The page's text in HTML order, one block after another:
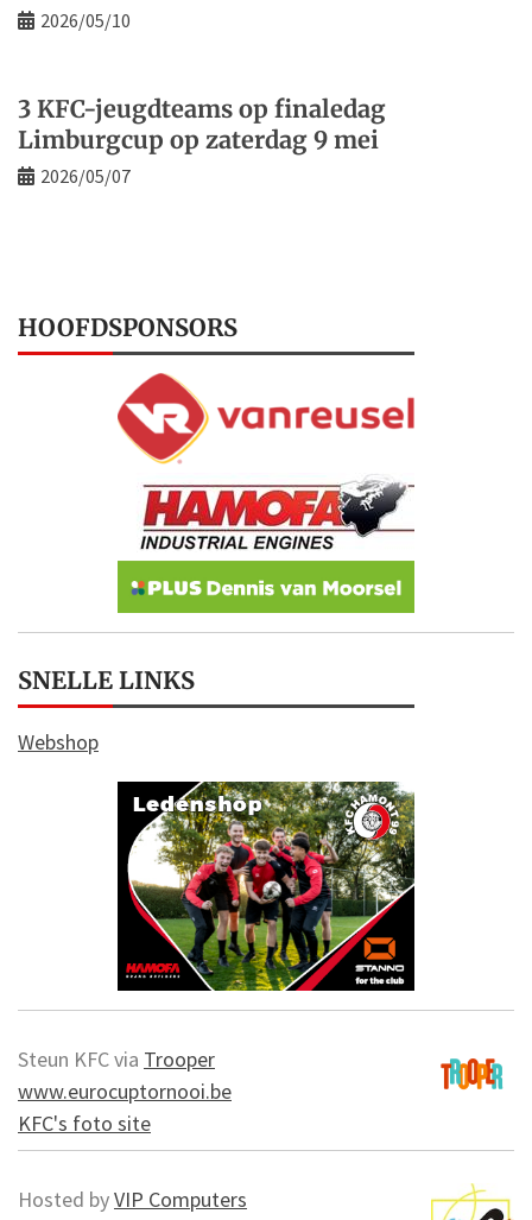
2026/05/10
3 KFC-jeugdteams op finaledag
Limburgcup op zaterdag 9 mei
2026/05/07
HOOFDSPONSORS
SNELLE LINKS
Webshop
Steun KFC via Trooper
www.eurocuptornooi.be
KFC's foto site
Hosted byVIP Computers